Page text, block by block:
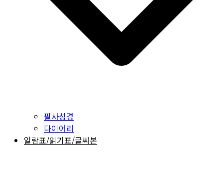
필사성경
다이어리
일람표/읽기표/글씨본